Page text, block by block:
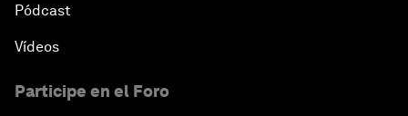
Pódcast
Vídeos
Participe en el Foro